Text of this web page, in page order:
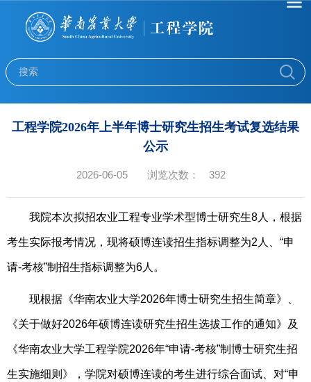
工程学院2026年上半年博士研究生招生考试复选结果
公示
2026-06-05 浏览次数： 392
我院本次拟招农业工程专业学术型博士研究生8人，根据
考生实际报考情况，现将硕博连读招生指标调整为2人、“申
请-考核”制招生指标调整为6人。
现根据《华南农业大学2026年博士研究生招生简章》、
《关于做好2026年硕博连读研究生招生选拔工作的通知》及
《华南农业大学工程学院2026年“申请-考核”制博士研究生招
生实施细则》，学院对硕博连读的考生进行综合面试、对“申